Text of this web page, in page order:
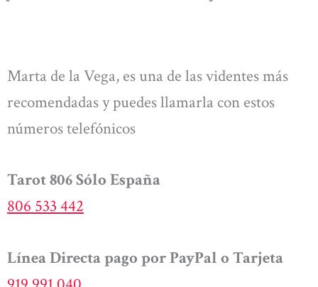
Marta de la Vega, es una de las videntes más
recomendadas y puedes llamarla con estos
números telefónicos
Tarot 806 Sólo España
806 533 442
Línea Directa pago por PayPal o Tarjeta